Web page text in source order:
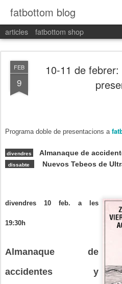
fatbottom blog
articles fatbottom shop
FEB
9
10-11 de
Programa doble de presentacions a
divendres Almanaque de
dissabte Nuevos Tebeos de
divendres 10 feb. a les
19:30h
Almanaque de
accidentes y